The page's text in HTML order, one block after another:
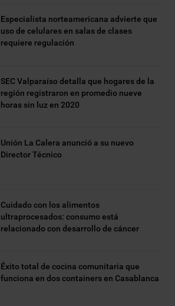
Especialista norteamericana advierte que
uso de celulares en salas de clases
requiere regulación
SEC Valparaíso detalla que hogares de la
región registraron en promedio nueve
horas sin luz en 2020
Unión La Calera anunció a su nuevo
Director Técnico
Cuidado con los alimentos
ultraprocesados: consumo está
relacionado con desarrollo de cáncer
Éxito total de cocina comunitaria que
funciona en dos containers en Casablanca